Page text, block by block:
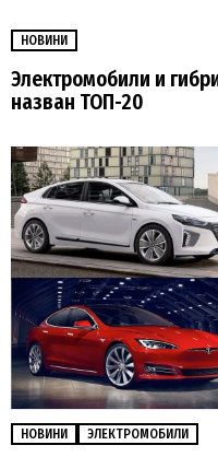
НОВИНИ
Электромобили и
назван ТОП-20
НОВИНИ ЭЛЕКТРОМОБИЛИ